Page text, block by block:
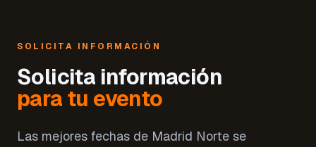
SOLICITA INFORMACIÓN
Solicita información
para tu evento
Las mejores fechas de Madrid Norte se